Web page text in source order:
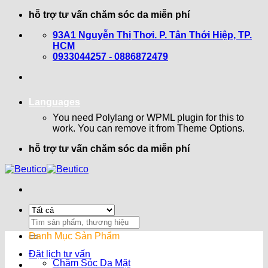
hỗ trợ tư vấn chăm sóc da miễn phí
93A1 Nguyễn Thị Thơi. P. Tân Thới Hiệp, TP.
HCM
0933044257 - 0886872479
Languages
You need Polylang or WPML plugin for this to
work. You can remove it from Theme Options.
hỗ trợ tư vấn chăm sóc da miễn phí
Search
for:
Đặt lịch tư vấn
Danh Mục Sản Phẩm
Chăm Sóc Da Mặt